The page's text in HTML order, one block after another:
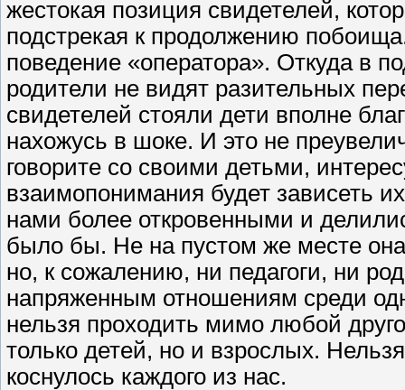
жестокая позиция свидетелей,
подстрекая к продолжению
поведение «оператора». Откуда в
родители не видят разительных
свидетелей стояли дети вполне
нахожусь в шоке. И это не
говорите со своими детьми,
взаимопонимания будет зависеть
нами более откровенными и
было бы. Не на пустом же месте
но, к сожалению, ни педагоги, ни
напряженным отношениям среди
нельзя проходить мимо любой
только детей, но и взрослых.
коснулось каждого из нас.